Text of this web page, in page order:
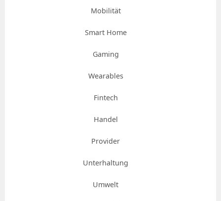
Mobilität
Smart Home
Gaming
Wearables
Fintech
Handel
Provider
Unterhaltung
Umwelt